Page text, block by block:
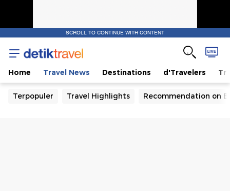
SCROLL TO CONTINUE WITH CONTENT
Home Travel News Destinations d'Travelers
Terpopuler Travel Highlights Recommendation on